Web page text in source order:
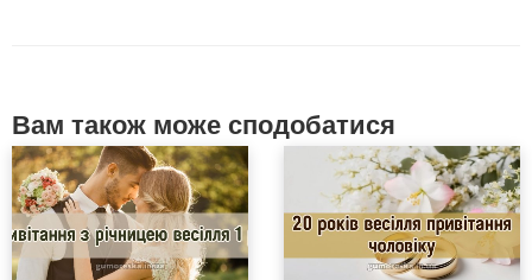
Вам також може сподобатися